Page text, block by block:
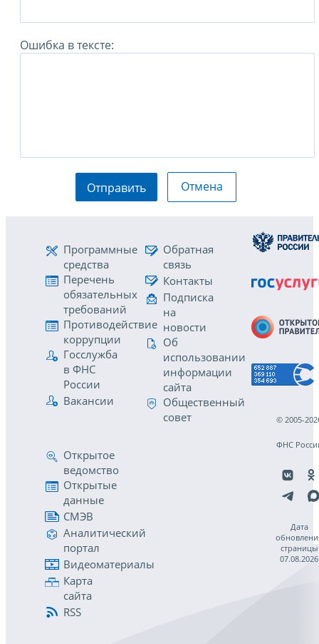
Ошибка в тексте:
Отправить Отмена
Программные
средства
Перечень
обязательных
требований
Противодействие
коррупции
Госслужба
в ФНС
России
Вакансии
Обратная
связь
Контакты
Подписка
на
новости
Об
использовании
информации
сайта
Общественный
совет
Открытое
ведомство
Открытые
данные
СМЭВ
Аналитический
портал
Видеоматериалы
Карта
сайта
RSS
© 2005-
ФНС
Дата
страницы
07.08.2026